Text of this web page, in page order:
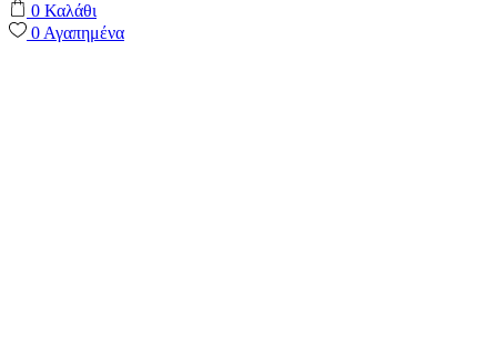
0 Καλάθι
0 Αγαπημένα